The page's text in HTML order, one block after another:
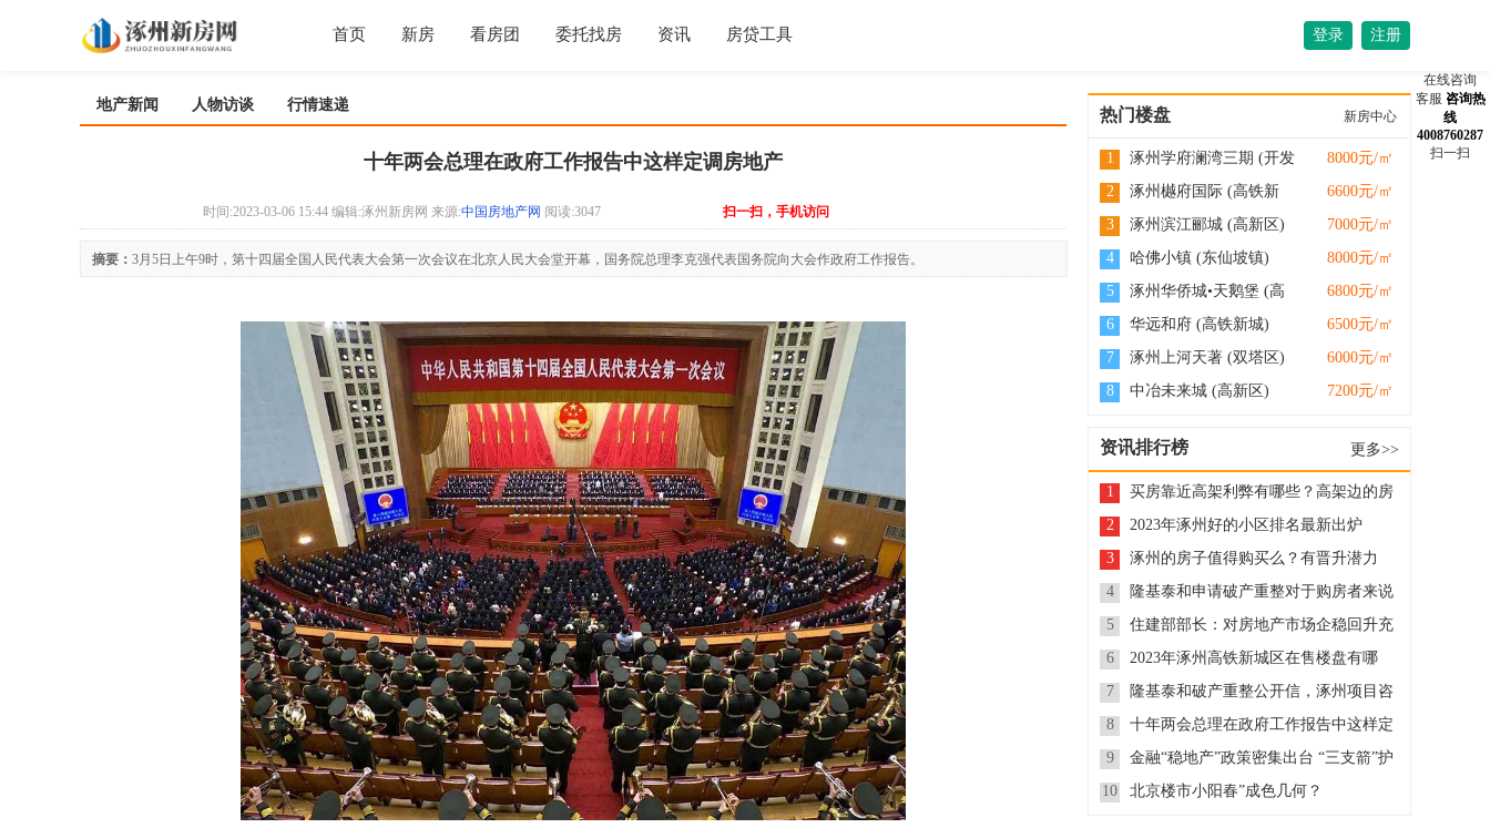
首页 新房 看房团 委托找房 资讯 房贷工具 登录 注册
地产新闻 人物访谈 行情速递
十年两会总理在政府工作报告中这样定调房地产
时间:2023-03-06 15:44 编辑:涿州新房网 来源:中国房地产网 阅读:3047 扫一扫，手机访问
摘要： 3月5日上午9时，第十四届全国人民代表大会第一次会议在北京人民大会堂开幕，国务院总理李克强代表国务院向大会作政府工作报告。
热门楼盘 新房中心
1
涿州学府澜湾三期 (开发
8000元/㎡
2
涿州樾府国际 (高铁新
6600元/㎡
3
涿州滨江郦城 (高新区)
7000元/㎡
4
哈佛小镇 (东仙坡镇)
8000元/㎡
5
涿州华侨城•天鹅堡 (高
6800元/㎡
6
华远和府 (高铁新城)
6500元/㎡
7
涿州上河天著 (双塔区)
6000元/㎡
8
中冶未来城 (高新区) 7200元/㎡
资讯排行榜 更多>>
1
买房靠近高架利弊有哪些？高架边的房
2
2023年涿州好的小区排名最新出炉
3
涿州的房子值得购买么？有晋升潜力
4
隆基泰和申请破产重整对于购房者来说
5
住建部部长：对房地产市场企稳回升充
6
2023年涿州高铁新城区在售楼盘有哪
7
隆基泰和破产重整公开信，涿州项目咨
8
十年两会总理在政府工作报告中这样定
9
金融“稳地产”政策密集出台 “三支箭”护
10
北京楼市小阳春”成色几何？
在线咨询
客服 咨询热
线
4008760287
扫一扫